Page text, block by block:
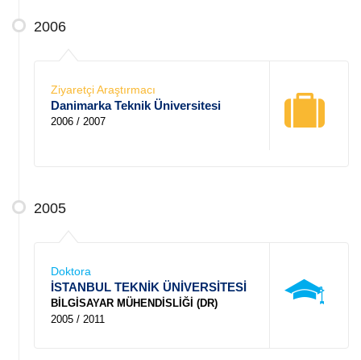
2006
Ziyaretçi Araştırmacı
Danimarka Teknik Üniversitesi
2006 / 2007
2005
Doktora
İSTANBUL TEKNİK ÜNİVERSİTESİ
BİLGİSAYAR MÜHENDİSLİĞİ (DR)
2005 / 2011